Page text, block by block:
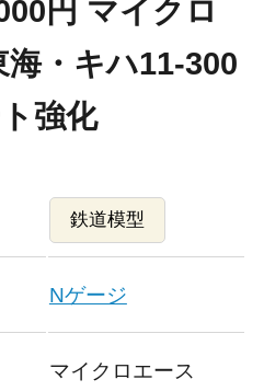
円 マイクロ
・キハ11-300
強化
鉄道模型
Nゲージ
マイクロエース